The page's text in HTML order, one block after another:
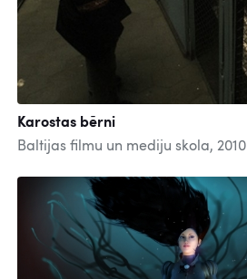
Karostas bērni
Baltijas filmu un mediju skola, 2010